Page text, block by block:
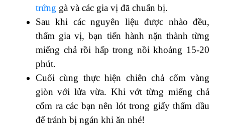
trứng gà và các gia vị đã chuẩn bị.
Sau khi các nguyên liệu được nhào đều,
thấm gia vị, bạn tiến hành nặn thành từng
miếng chả rồi hấp trong nồi khoảng 15-20
phút.
Cuối cùng thực hiện chiên chả cốm vàng
giòn với lửa vừa. Khi vớt từng miếng chả
cốm ra các bạn nên lót trong giấy thấm dầu
để tránh bị ngán khi ăn nhé!